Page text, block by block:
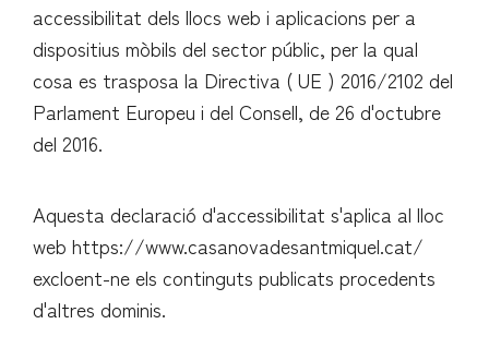
accessibilitat dels llocs web i aplicacions per a
dispositius mòbils del sector públic, per la qual
cosa es trasposa la Directiva ( UE ) 2016/2102 del
Parlament Europeu i del Consell, de 26 d'octubre
del 2016.
Aquesta declaració d'accessibilitat s'aplica al lloc
web https://www.casanovadesantmiquel.cat/
excloent-ne els continguts publicats procedents
d'altres dominis.